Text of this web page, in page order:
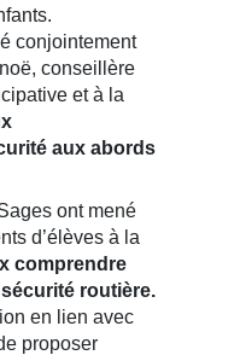
conjointement
conseillère
et à la
aux abords
ont mené
d’élèves à la
comprendre
routière.
en lien avec
proposer